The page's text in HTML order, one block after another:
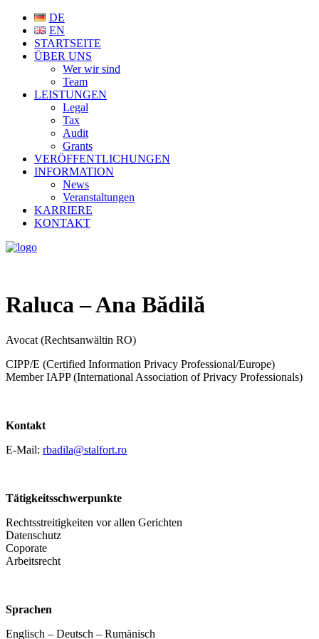
DE
EN
STARTSEITE
ÜBER UNS
Wer wir sind
Team
LEISTUNGEN
Legal
Tax
Audit
Grants
VERÖFFENTLICHUNGEN
INFORMATION
News
Veranstaltungen
KARRIERE
KONTAKT
Raluca – Ana Bădilă
Avocat (Rechtsanwältin RO)
CIPP/E (Certified Information Privacy Professional/Europe)
Member IAPP (International Association of Privacy Professionals)
Kontakt
E-Mail: rbadila@stalfort.ro
Tätigkeitsschwerpunkte
Rechtsstreitigkeiten vor allen Gerichten
Datenschutz
Coporate
Arbeitsrecht
Sprachen
Englisch – Deutsch – Rumänisch